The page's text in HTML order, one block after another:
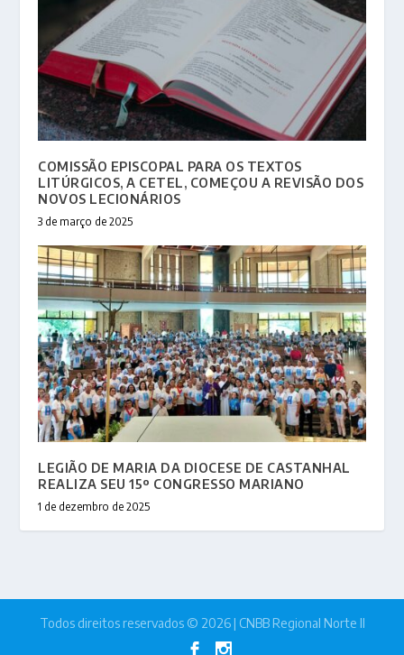
COMISSÃO EPISCOPAL PARA OS TEXTOS
LITÚRGICOS, A CETEL, COMEÇOU A REVISÃO DOS
NOVOS LECIONÁRIOS
3 de março de 2025
LEGIÃO DE MARIA DA DIOCESE DE CASTANHAL
REALIZA SEU 15º CONGRESSO MARIANO
1 de dezembro de 2025
Todos direitos reservados © 2026 | CNBB Regional Norte II